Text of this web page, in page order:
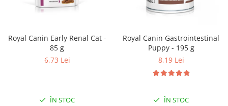
Royal Canin Early Renal Cat -
85 g
6,73 Lei
ÎN STOC
Royal Canin Gastrointestinal
Puppy - 195 g
8,19 Lei
ÎN STOC